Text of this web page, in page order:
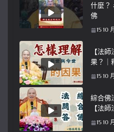
什麼？
佛
15 10
【法
果？｜
15 10
綜合佛
【法師
15 10